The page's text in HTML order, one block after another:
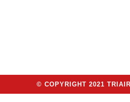
© COPYRIGHT 2021